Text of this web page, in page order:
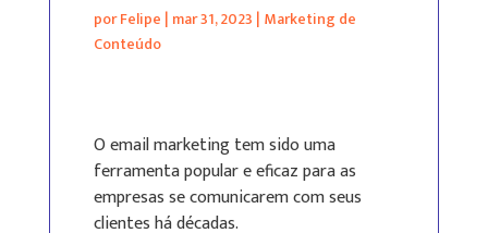
porFelipe | mar 31, 2023 | Marketing de
Conteúdo
O email marketing tem sido uma
ferramenta popular e eficaz para as
empresas se comunicarem com seus
clientes há décadas.